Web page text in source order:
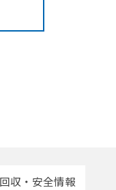
回収・安全情報